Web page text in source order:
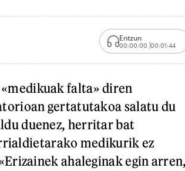
Entzun
00:00:00 00:01:44
falta» diren
gertatutakoa salatu du
duenez, herritar bat
medikurik ez
ahaleginak egin